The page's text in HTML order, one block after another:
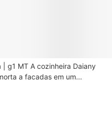
| g1 MT A cozinheira Daiany
a facadas em um...